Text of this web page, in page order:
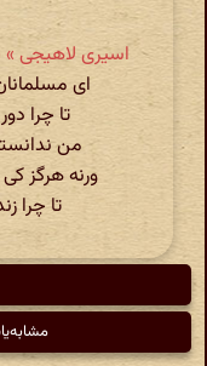
اسیری لاهیجی »
ای
تا چرا
من
ورنه هرگز
تا چرا